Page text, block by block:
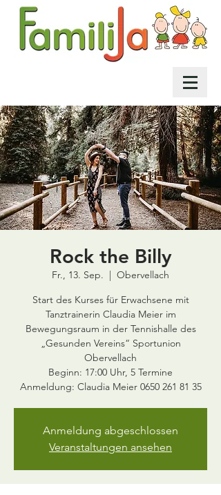
Rock the Billy
Fr., 13. Sep.
  |
Obervellach
Start des Kurses für Erwachsene mit
Tanztrainerin Claudia Meier im
Bewegungsraum in der Tennishalle des
„Gesunden Vereins“ Sportunion
Obervellach
Beginn: 17:00 Uhr, 5 Termine
Anmeldung: Claudia Meier 0650 261 81 35
Anmeldung abgeschlossen
Veranstaltungen ansehen